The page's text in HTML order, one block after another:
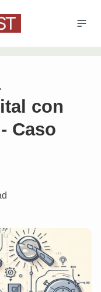
con
Caso